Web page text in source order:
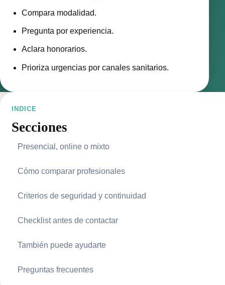
Compara modalidad.
Pregunta por experiencia.
Aclara honorarios.
Prioriza urgencias por canales sanitarios.
INDICE
Secciones
Presencial, online o mixto
Cómo comparar profesionales
Criterios de seguridad y continuidad
Checklist antes de contactar
También puede ayudarte
Preguntas frecuentes